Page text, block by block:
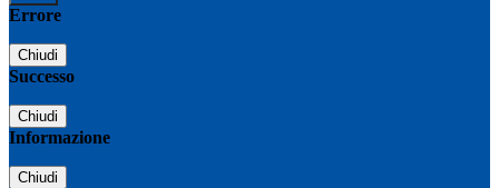
Errore
Chiudi
Successo
Chiudi
Informazione
Chiudi